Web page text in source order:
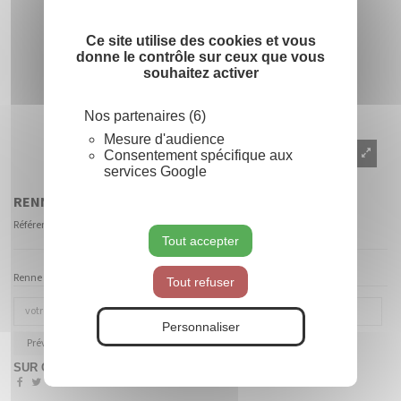
Ce site utilise des cookies et vous
donne le contrôle sur ceux que vous
souhaitez activer
Nos partenaires (6)
Mesure d'audience
Consentement spécifique aux
services Google
Tout accepter
Tout refuser
Personnaliser
RENNE OR SUR SUPPORT
Référence
Renne Or sur support - (L x l x h) 145 x 60 x 215 cm
Prévenez-moi lorsque le produit est disponible
SUR COMMANDE